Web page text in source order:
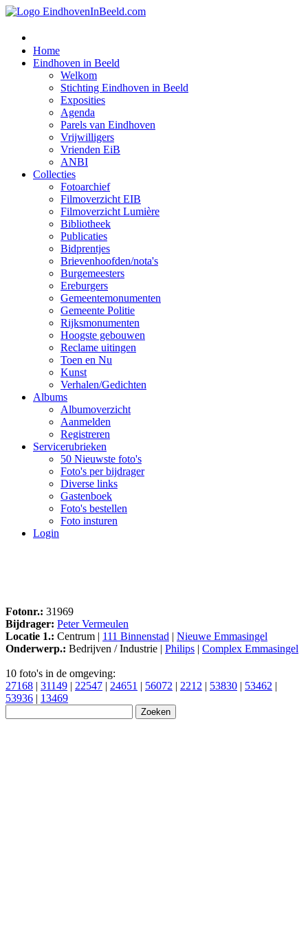
Home
Eindhoven in Beeld
Welkom
Stichting Eindhoven in Beeld
Exposities
Agenda
Parels van Eindhoven
Vrijwilligers
Vrienden EiB
ANBI
Collecties
Fotoarchief
Filmoverzicht EIB
Filmoverzicht Lumière
Bibliotheek
Publicaties
Bidprentjes
Brievenhoofden/nota's
Burgemeesters
Ereburgers
Gemeentemonumenten
Gemeente Politie
Rijksmonumenten
Hoogste gebouwen
Reclame uitingen
Toen en Nu
Kunst
Verhalen/Gedichten
Albums
Albumoverzicht
Aanmelden
Registreren
Servicerubrieken
50 Nieuwste foto's
Foto's per bijdrager
Diverse links
Gastenboek
Foto's bestellen
Foto insturen
Login
Fotonr.: 31969
Bijdrager: Peter Vermeulen
Locatie 1.: Centrum | 111 Binnenstad | Nieuwe Emmasingel
Onderwerp.: Bedrijven / Industrie | Philips | Complex Emmasingel
10 foto's in de omgeving:
27168 | 31149 | 22547 | 24651 | 56072 | 2212 | 53830 | 53462 |
53936 | 13469